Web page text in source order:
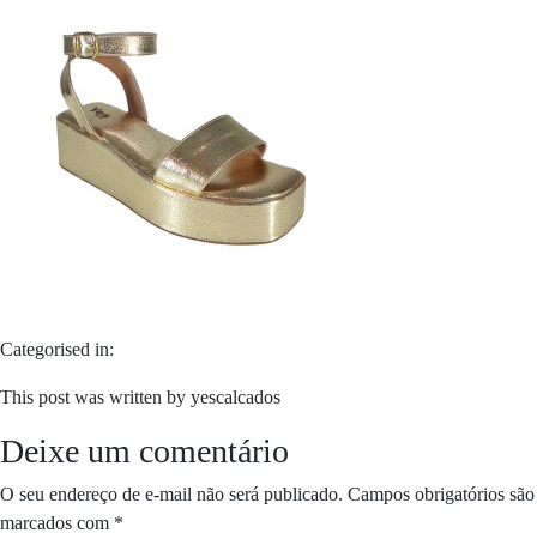
Categorised in:
This post was written by yescalcados
Deixe um comentário
O seu endereço de e-mail não será publicado. Campos obrigatórios são
marcados com *